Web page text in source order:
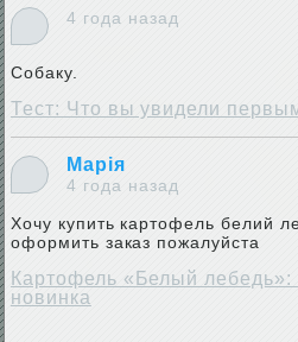
4 года назад
Собаку.
Тест: Что вы увидели
Марія
4 года назад
Хочу купить картофель белий
оформить заказ пожалуйста
Картофель «Белый
новинка